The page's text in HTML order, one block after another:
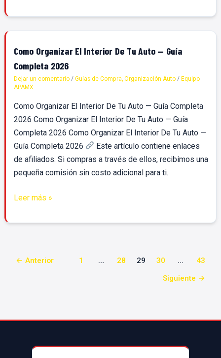
Como Organizar El Interior De Tu Auto — Guía
Completa 2026
Dejar un comentario / Guías de Compra Organización Auto/ Equipo
APAMX
Como Organizar El Interior De Tu Auto — Guía Completa
2026 Como Organizar El Interior De Tu Auto — Guía
Completa 2026 Como Organizar El Interior De Tu Auto —
Guía Completa 2026
Este artículo contiene enlaces
de afiliados. Si compras a través de ellos, recibimos una
pequeña comisión sin costo adicional para ti.
Como
Organizar
El
Interior
De
Tu
Auto
—
Guía
Completa
Leer más »
← Anterior 1 … 28 29 30 … 43
Siguiente →